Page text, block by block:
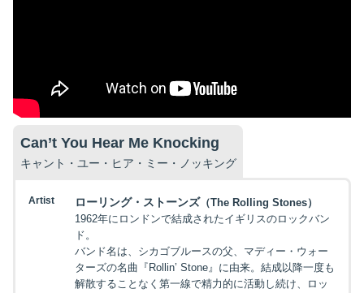
Can’t You Hear Me Knocking
キャント・ユー・ヒア・ミー・ノッキング
Artist ローリング・ストーンズ（The Rolling Stones）
1962年にロンドンで結成されたイギリスのロックバン
ド。
バンド名は、シカゴブルースの父、マディー・ウォー
ターズの名曲『Rollin’ Stone』に由来。結成以降一度も
解散することなく第一線で精力的に活動し続け、ロッ